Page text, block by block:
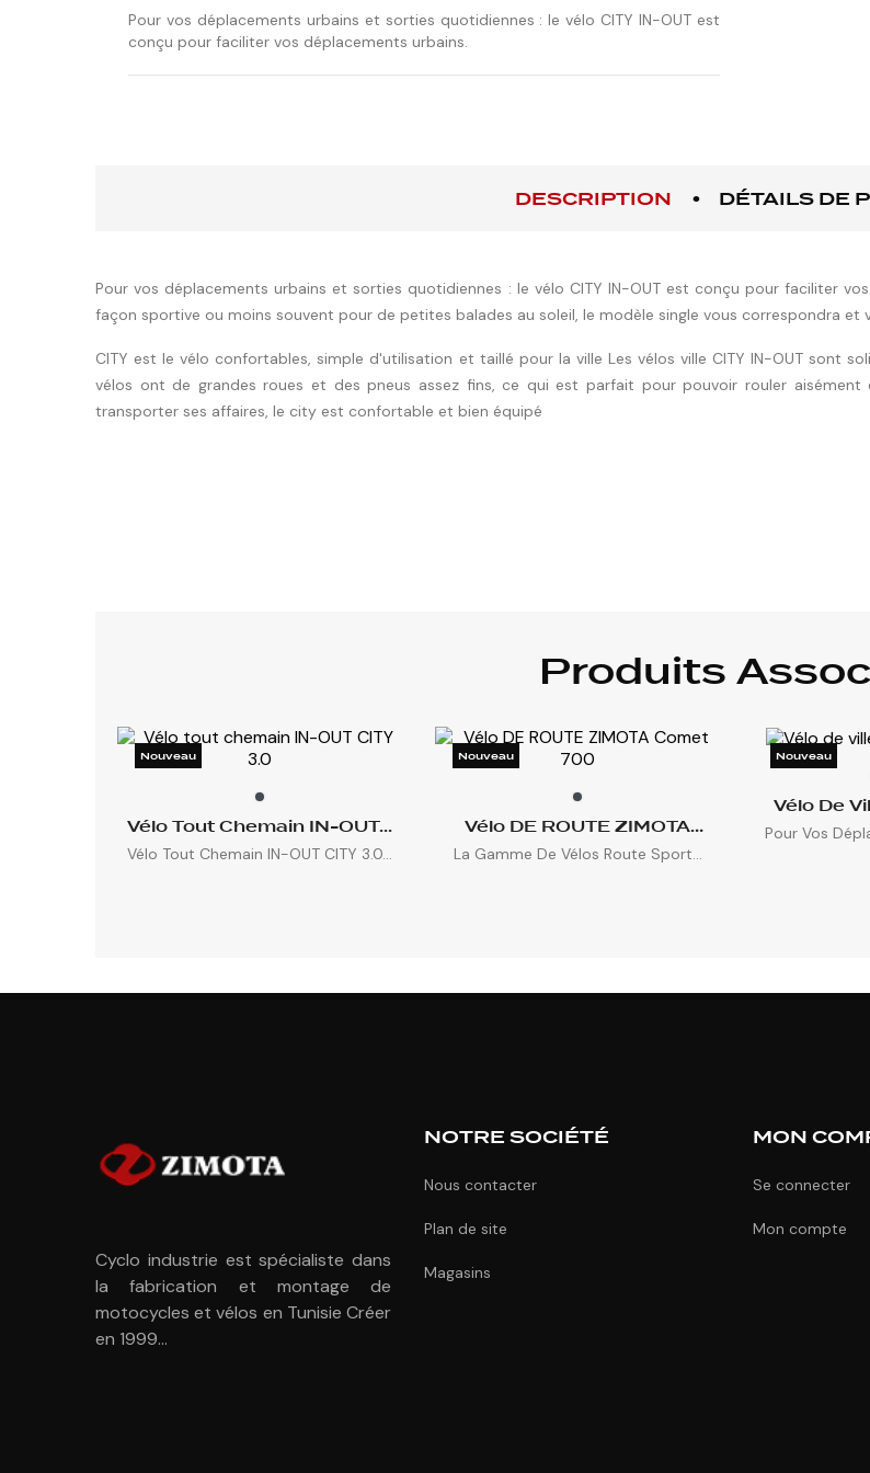
Pour vos déplacements urbains et sorties quotidiennes : le vélo CITY IN-OUT est
conçu pour faciliter vos déplacements urbains.
DESCRIPTION DÉTAILS DE
Pour vos déplacements urbains et sorties quotidiennes : le vélo CITY IN-OUT est conçu pour faciliter
façon sportive ou moins souvent pour de petites balades au soleil, le modèle single vous correspondra et
CITY est le vélo confortables, simple d'utilisation et taillé pour la ville Les vélos ville CITY IN-OUT sont
vélos ont de grandes roues et des pneus assez fins, ce qui est parfait pour pouvoir rouler
transporter ses affaires, le city est confortable et bien équipé
Produits
Nouveau
Vélo Tout Chemain IN-OUT...
Vélo Tout Chemain IN-OUT CITY 3.0...
Nouveau
Vélo DE ROUTE ZIMOTA
Comet 700
La Gamme De Vélos Route Sport...
Nouveau
Vélo De
Pour Vos
Cyclo industrie est spécialiste dans
la fabrication et montage de
motocycles et vélos en Tunisie Créer
en 1999...
NOTRE SOCIÉTÉ
Nous contacter
Plan de site
Magasins
MON
Se connecter
Mon compte